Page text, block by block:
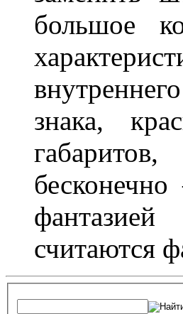
большое
знака,
считаются